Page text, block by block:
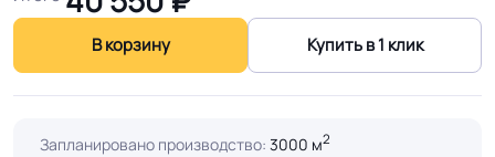
В корзину Купить в 1 клик
Запланировано производство: 3000 м2